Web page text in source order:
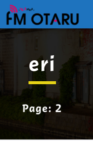
eri
Page: 2